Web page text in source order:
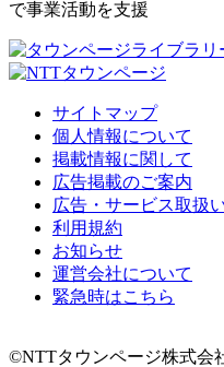
で事業活動を支援
サイトマップ
個人情報について
掲載情報に関して
広告掲載のご案内
広告・サービス取扱
利用規約
お知らせ
運営会社について
緊急時はこちら
©NTTタウンページ株式会